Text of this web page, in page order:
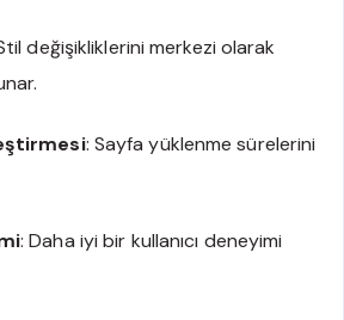
değişikliklerini merkezi olarak
: Sayfa yüklenme sürelerini
: Daha iyi bir kullanıcı deneyimi